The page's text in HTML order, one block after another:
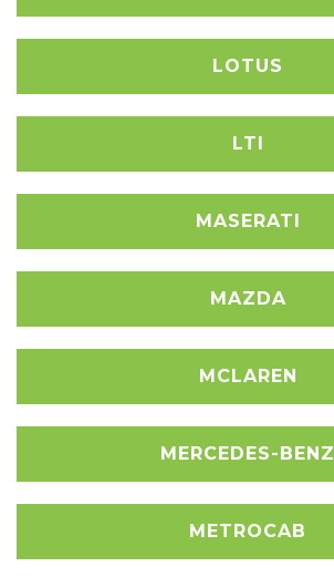
LOTUS
LTI
MASERATI
MAZDA
MCLAREN
MERCEDES-BENZ
METROCAB